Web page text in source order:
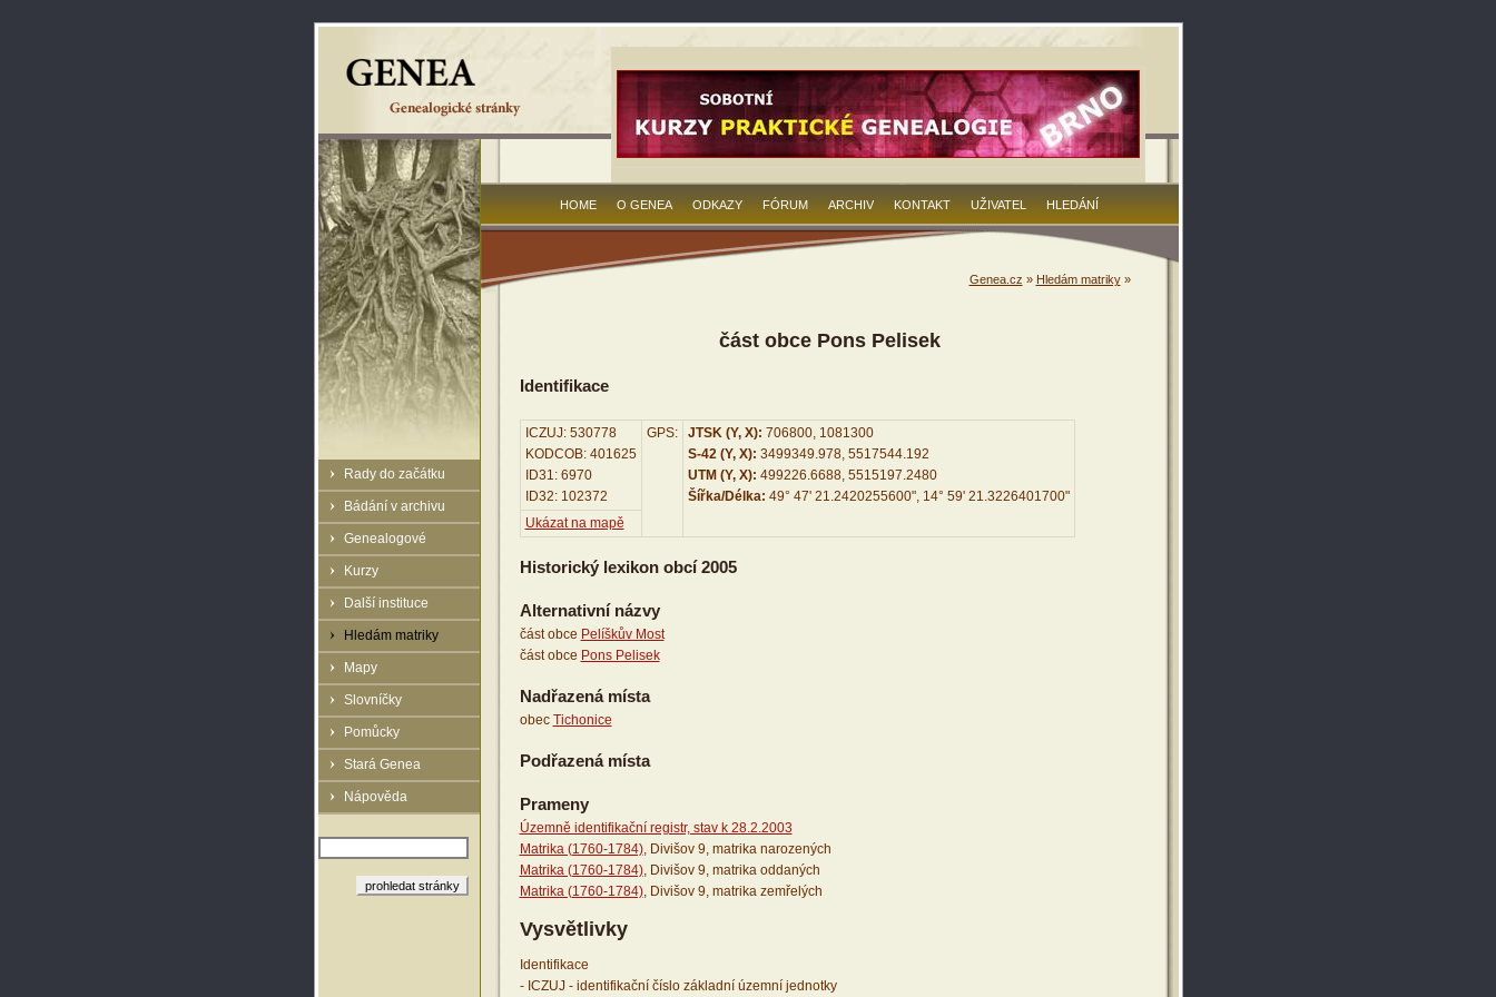
Rady do začátku
Bádání v archivu
Genealogové
Kurzy
Další instituce
Hledám matriky
Mapy
Slovníčky
Pomůcky
Stará Genea
Nápověda
HOME O GENEA ODKAZY FÓRUM ARCHIV KONTAKT UŽIVATEL HLEDÁNÍ
Genea.cz » Hledám matriky»
část obce Pons Pelisek
Identifikace
ICZUJ: 530778
KODCOB: 401625
ID31: 6970
ID32: 102372
GPS: JTSK (Y, X): 706800, 1081300
S-42 (Y, X): 3499349.978, 5517544.192
UTM (Y, X): 499226.6688, 5515197.2480
Šířka/Délka: 49° 47' 21.2420255600", 14° 59' 21.3226401700"
Ukázat na mapě
Historický lexikon obcí 2005
Alternativní názvy
část obce Pelíškův Most
část obce Pons Pelisek
Nadřazená místa
obec Tichonice
Podřazená místa
Prameny
Územně identifikační registr, stav k 28.2.2003
Matrika (1760-1784), Divišov 9, matrika narozených
Matrika (1760-1784), Divišov 9, matrika oddaných
Matrika (1760-1784), Divišov 9, matrika zemřelých
Vysvětlivky
Identifikace
- ICZUJ - identifikační číslo základní územní jednotky